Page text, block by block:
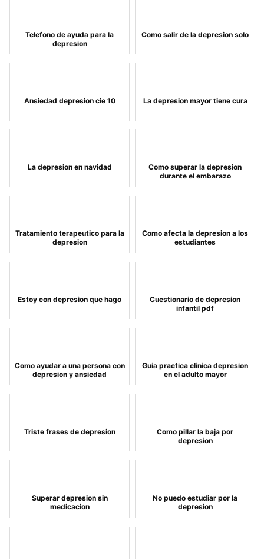
Telefono de ayuda para la
depresion
Como salir de la depresion solo
Ansiedad depresion cie 10 La depresion mayor tiene cura
La depresion en navidad
Como superar la depresion
durante el embarazo
Tratamiento terapeutico para la
depresion
Como afecta la depresion a los
estudiantes
Estoy con depresion que hago
Cuestionario de depresion
infantil pdf
Como ayudar a una persona con
depresion y ansiedad
Guia practica clinica depresion
en el adulto mayor
Triste frases de depresion
Como pillar la baja por
depresion
Superar depresion sin
medicacion
No puedo estudiar por la
depresion